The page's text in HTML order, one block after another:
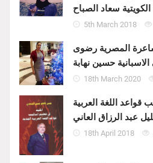
الكويتية سعاد الصباح
5th March 2018
المصرية رضوى
حسين نهابة
18th March 2020
قواعد اللغة العربية
عبد الرزاق العاني
18th April 2018